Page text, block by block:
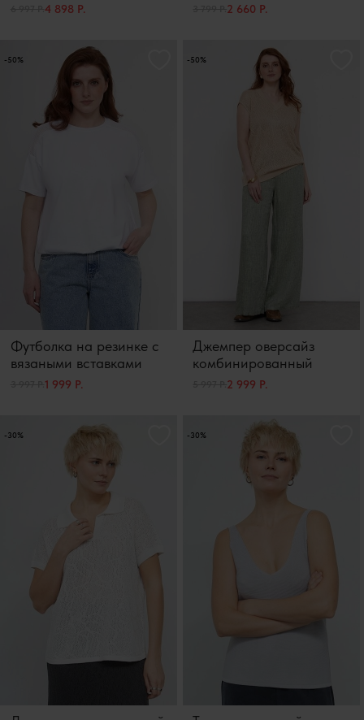
4 898 Р. 2 660 Р.
-50%
Футболка на резинке с
вязаными вставками
1 999 Р.
-50%
Джемпер оверсайз
комбинированный
2 999 Р.
-30% -30%